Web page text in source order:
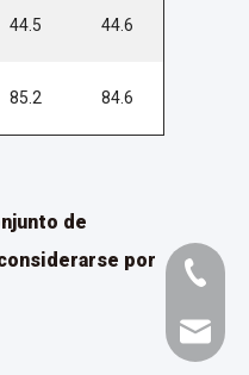
44.5 44.6
85.2 84.6
de
por
+86-